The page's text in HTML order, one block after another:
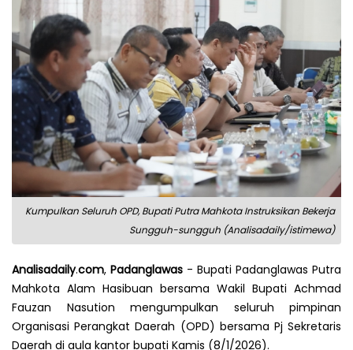
Kumpulkan Seluruh OPD, Bupati Putra Mahkota Instruksikan Bekerja
Sungguh-sungguh (Analisadaily/istimewa)
Analisadaily.com, Padanglawas - Bupati Padanglawas Putra
Mahkota Alam Hasibuan bersama Wakil Bupati Achmad
Fauzan Nasution mengumpulkan seluruh pimpinan
Organisasi Perangkat Daerah (OPD) bersama Pj Sekretaris
Daerah di aula kantor bupati Kamis (8/1/2026).